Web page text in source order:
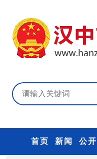
首页 新闻 公开